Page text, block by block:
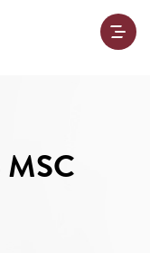
MSC